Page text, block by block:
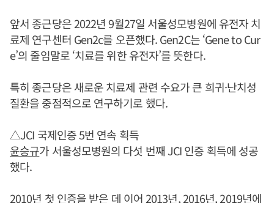
앞서 종근당은 2022년 9월27일 서울성모병원에 유전자 치
료제 연구센터 Gen2c를 오픈했다. Gen2C는 ‘Gene to Cur
e’의 줄임말로 ‘치료를 위한 유전자’를 뜻한다.
특히 종근당은 새로운 치료제 관련 수요가 큰 희귀·난치성
질환을 중점적으로 연구하기로 했다.
△JCI 국제인증 5번 연속 획득
윤승규가 서울성모병원의 다섯 번째 JCI 인증 획득에 성공
했다.
2010년 첫 인증을 받은 데 이어 2013년, 2016년, 2019년에